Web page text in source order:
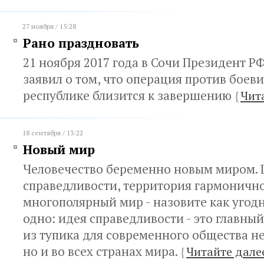
27 ноября / 15:28
Рано праздновать
21 ноября 2017 года в Сочи Президент
заявил о том, что операция против
республике близится к завершению {
18 сентября / 13:22
Новый мир
Человечество беременно новым миром.
справедливости, территория
многополярный мир - назовите как
одно: идея справедливости - это
из тупика для современного общества
но и во всех странах мира. {Читайте